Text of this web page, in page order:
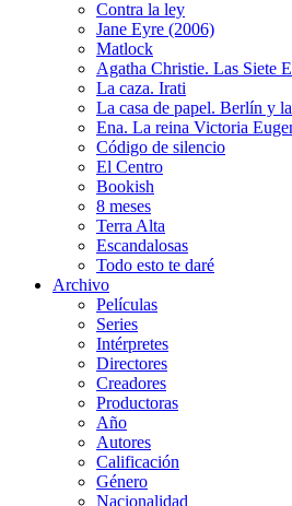
Contra la ley
Jane Eyre (2006)
Matlock
Agatha Christie. Las Siete
La caza. Irati
La casa de papel. Berlín y
Ena. La reina Victoria
Código de silencio
El Centro
Bookish
8 meses
Terra Alta
Escandalosas
Todo esto te daré
Archivo
Películas
Series
Intérpretes
Directores
Creadores
Productoras
Año
Autores
Calificación
Género
Nacionalidad